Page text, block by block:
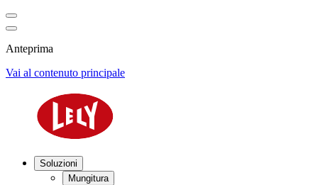
Anteprima
Vai al contenuto principale
Soluzioni
Mungitura